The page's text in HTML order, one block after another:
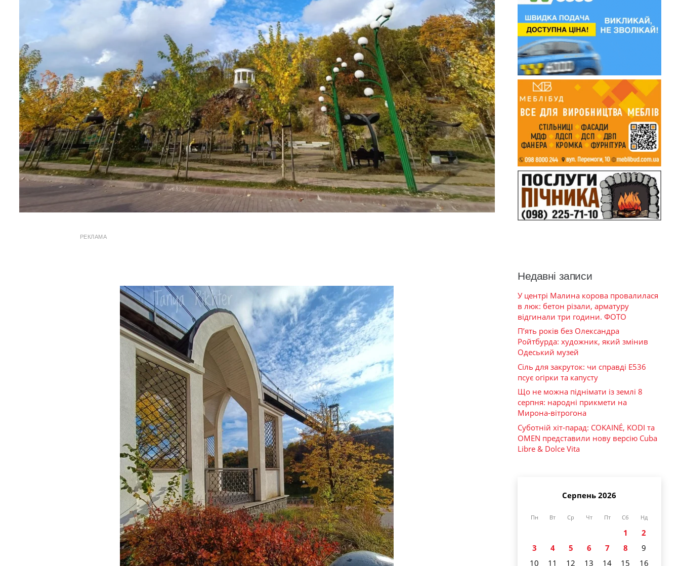
РЕКЛАМА
Недавні записи
У центрі Малина корова провалилася
в люк: бетон різали, арматуру
відгинали три години. ФОТО
П’ять років без Олександра
Ройтбурда: художник, який змінив
Одеський музей
Сіль для закруток: чи справді Е536
псує огірки та капусту
Що не можна піднімати із землі 8
серпня: народні прикмети на
Мирона-вітрогона
Суботній хіт-парад: COKAINÉ, KODI та
OMEN представили нову версію Cuba
Libre & Dolce Vita
Серпень 2026
Пн Вт Ср Чт Пт Сб Нд
1
2
3
4 5 6 7 8
9
10
11 12 13 14 15
16